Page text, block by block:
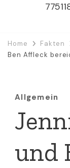
Home Fakten
Ben Affleck
Allgemein
und